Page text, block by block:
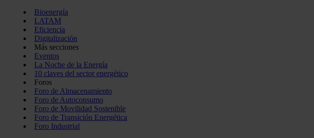
Bioenergía
LATAM
Eficiencia
Digitalización
Más secciones
Eventos
La Noche de la Energía
10 claves del sector energético
Foros
Foro de Almacenamiento
Foro de Autoconsumo
Foro de Movilidad Sostenible
Foro de Transición Energética
Foro Industrial